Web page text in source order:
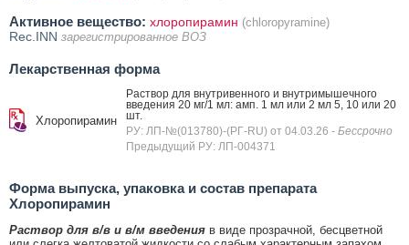
Активное вещество: хлоропирамин (chloropyramine)
Rec.INN зарегистрированное ВОЗ
Лекарственная форма
Хлоропирамин
Раствор для внутривенного и внутримышечного
введения 20 мг/1 мл: амп. 1 мл или 2 мл 5, 10 или 20
шт.
РУ: ЛП-№(013780)-(РГ-RU) от 04.03.26 - Бессрочно
Предыдущий РУ: ЛП-004371
Форма выпуска, упаковка и состав препарата
Хлоропирамин
Раствор для в/в и в/м введения в виде прозрачной, бесцветной